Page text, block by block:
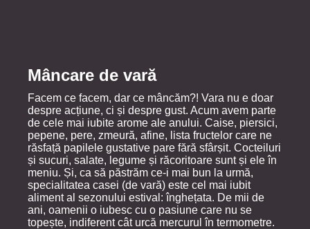
Mâncare de vară
Facem ce facem, dar ce mâncăm?! Vara nu e doar
despre acțiune, ci și despre gust. Acum avem parte
de cele mai iubite arome ale anului. Caise, piersici,
pepene, pere, zmeură, afine, lista fructelor care ne
răsfață papilele gustative pare fără sfârșit. Cocteiluri
și sucuri, salate, legume și răcoritoare sunt și ele în
meniu. Și, ca să păstrăm ce-i mai bun la urmă,
specialitatea casei (de vară) este cel mai iubit
aliment al sezonului estival: înghețata. De mii de
ani, oamenii o iubesc cu o pasiune care nu se
topește, indiferent cât urcă mercurul în termometre.